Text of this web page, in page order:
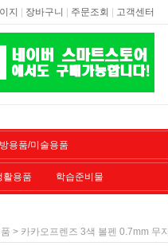
지 | 장바구니 | 주문조회 | 고객센터
용품/미술용품
활용품 학습준비물
> 카카오프렌즈 3색 볼펜 0.7mm 무지